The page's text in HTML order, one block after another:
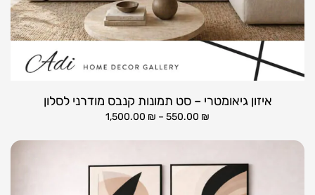
איזון גיאומטרי – סט תמונות קנבס מודרני לסלון
550.00 ₪
–
1,500.00 ₪